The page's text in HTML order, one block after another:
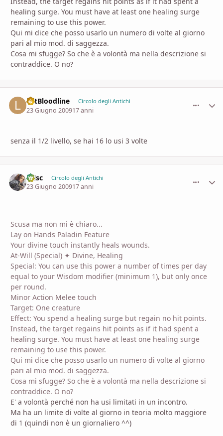
healing surge. You must have at least one healing surge
remaining to use this power.
Qui mi dice che posso usarlo un numero di volte al giorno
pari al mio mod. di saggezza.
Cosa mi sfugge? So che è a volontà ma nella descrizione si
contraddice. O no?
LetBloodline Circolo degli Antichi
23 Giugno 200917 anni
senza il 1/2 livello, se hai 16 lo usi 3 volte
Crisc Circolo degli Antichi
23 Giugno 200917 anni
Scusa ma non mi è chiaro...
Lay on Hands Paladin Feature
Your divine touch instantly heals wounds.
At-Will (Special) ✦ Divine, Healing
Special: You can use this power a number of times per day
equal to your Wisdom modifier (minimum 1), but only once
per round.
Minor Action Melee touch
Target: One creature
Effect: You spend a healing surge but regain no hit points.
Instead, the target regains hit points as if it had spent a
healing surge. You must have at least one healing surge
remaining to use this power.
Qui mi dice che posso usarlo un numero di volte al giorno
pari al mio mod. di saggezza.
Cosa mi sfugge? So che è a volontà ma nella descrizione si
contraddice. O no?
E' a volontà perché non ha usi limitati in un incontro.
Ma ha un limite di volte al giorno in teoria molto maggiore
di 1 (quindi non è un giornaliero ^^)